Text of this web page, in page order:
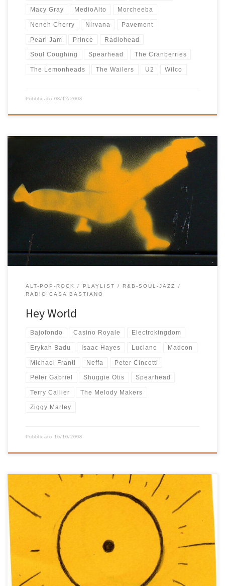
Macy Gray MedioAlto Morcheeba
Neneh Cherry Nirvana Pavement
Pearl Jam Prince Radiohead
Soul Coughing Spearhead The Cranberries
The Lemonheads The Wailers U2 Wilco
Pubblicato 08/12/2008
L’anima di questa playlist è Michael Franti. Il suo ritornello Hey
World, che ormai non riesco più a togliermi dalla testa, dà il titolo
a questa nuova playlist e la ispira molto. La partenza è perfetta
con una splendida versione di Big Time di Peter Gabriel
riarrangiata dagli Electrokingdom, poi […]
ALT-POP-ROCK PLAYLIST
R&B-SOUL-JAZZ
RADIO CASA BASTIANO
Hey World
Bajofondo Casino Royale Electrokingdom
Erykah Badu Isaac Hayes Luciano Madcon
Michael Franti Neffa Peter Cincotti
Peter Gabriel Shuggie Otis Spearhead
Terry Callier The Melody Makers
Ziggy Marley
Pubblicato 16/10/2008
Potremmo considerare questa playlist il seguito naturale della
serie primaverile A Beach On My Mind (prima e dopo), anche se
forse Wake Up World risente di più dei primi caldi estivi e della
voglia di stare fuori all’aria aperta. Ho ascoltato molte volte questa
playlist nelle fresche passeggiate all’alba in […]